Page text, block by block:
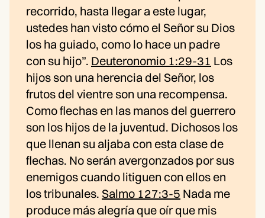
recorrido, hasta llegar a este lugar,
ustedes han visto cómo el Señor su Dios
los ha guiado, como lo hace un padre
con su hijo”. Deuteronomio 1:29-31 Los
hijos son una herencia del Señor, los
frutos del vientre son una recompensa.
Como flechas en las manos del guerrero
son los hijos de la juventud. Dichosos los
que llenan su aljaba con esta clase de
flechas. No serán avergonzados por sus
enemigos cuando litiguen con ellos en
los tribunales. Salmo 127:3-5 Nada me
produce más alegría que oír que mis